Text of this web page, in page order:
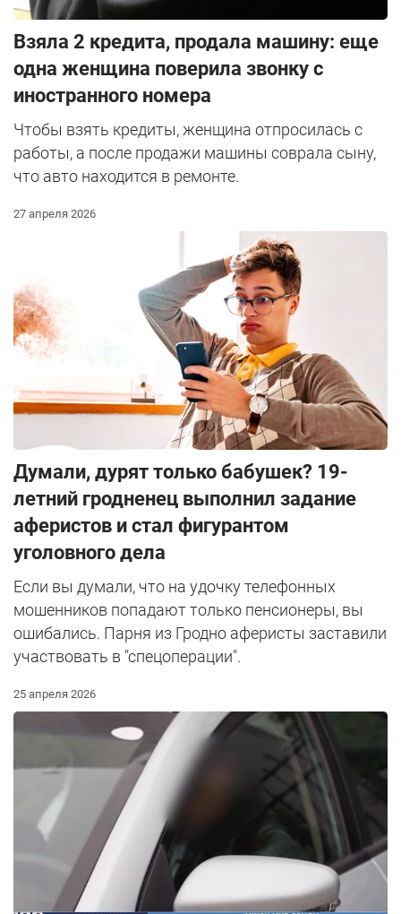
Взяла 2 кредита, продала машину: еще
одна женщина поверила звонку с
иностранного номера
Чтобы взять кредиты, женщина отпросилась с
работы, а после продажи машины соврала сыну,
что авто находится в ремонте.
27 апреля 2026
Думали, дурят только бабушек? 19-
летний гродненец выполнил задание
аферистов и стал фигурантом
уголовного дела
Если вы думали, что на удочку телефонных
мошенников попадают только пенсионеры, вы
ошибались. Парня из Гродно аферисты заставили
участвовать в "спецоперации".
25 апреля 2026